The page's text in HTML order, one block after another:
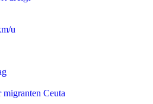
u
migranten Ceuta